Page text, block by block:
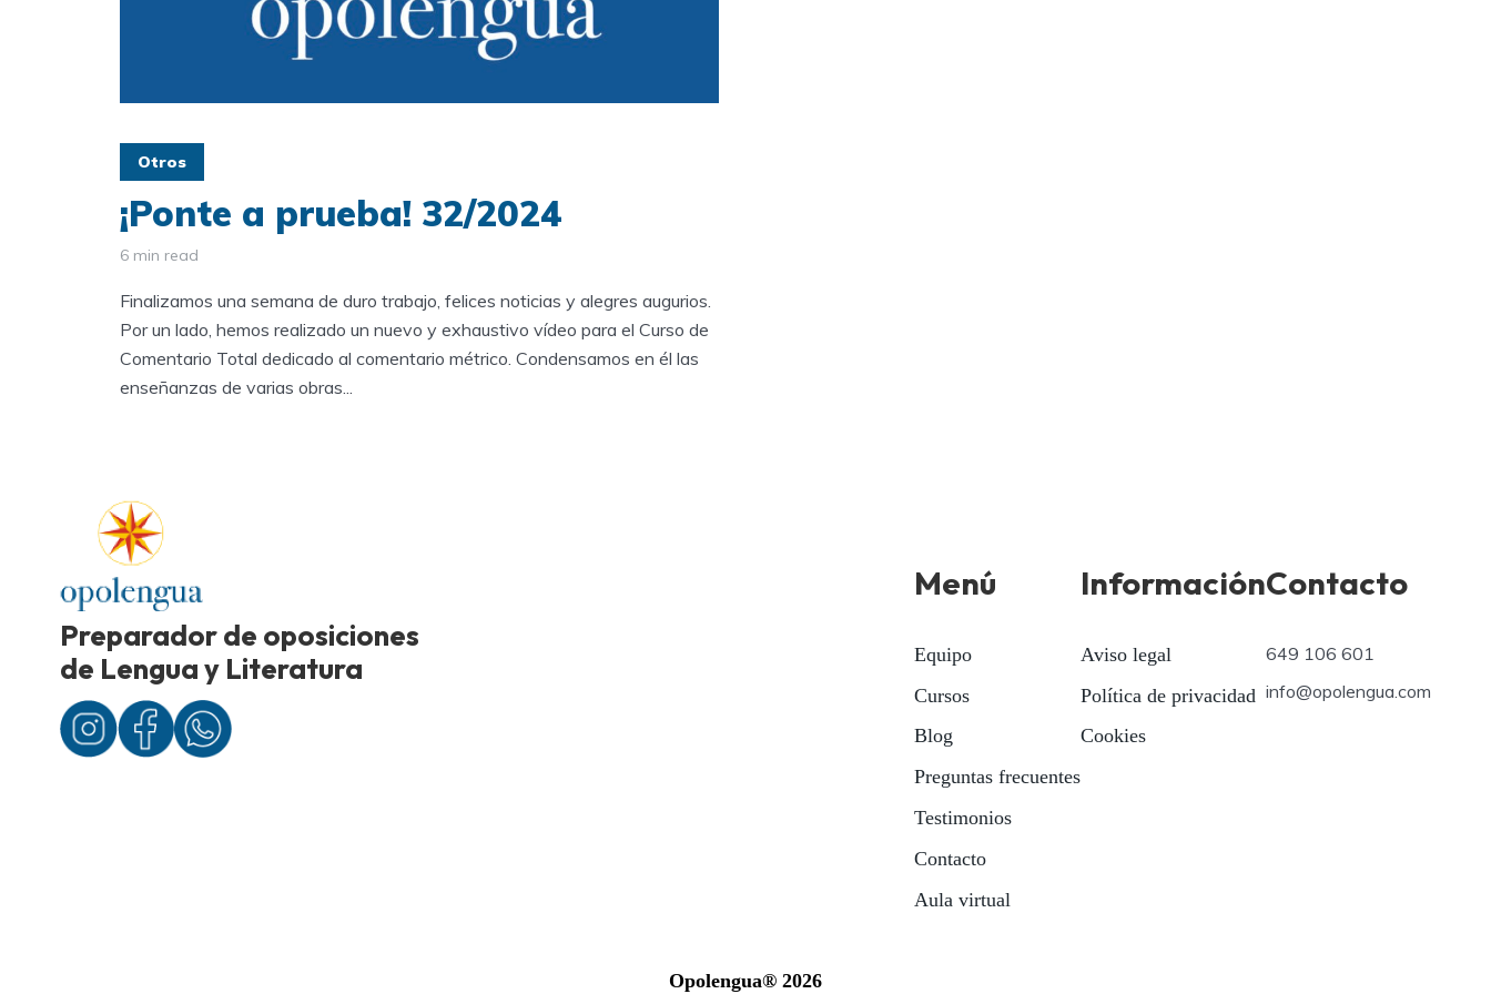
Otros
¡Ponte a prueba! 32/2024
6 min read
Finalizamos una semana de duro trabajo, felices noticias y alegres augurios.
Por un lado, hemos realizado un nuevo y exhaustivo vídeo para el Curso de
Comentario Total dedicado al comentario métrico. Condensamos en él las
enseñanzas de varias obras...
Preparador de oposiciones
de Lengua y Literatura
Menú
Equipo
Cursos
Blog
Preguntas frecuentes
Testimonios
Contacto
Aula virtual
Información
Aviso legal
Política de privacidad
Cookies
Contacto
649 106 601
info@opolengua.com
Opolengua® 2026